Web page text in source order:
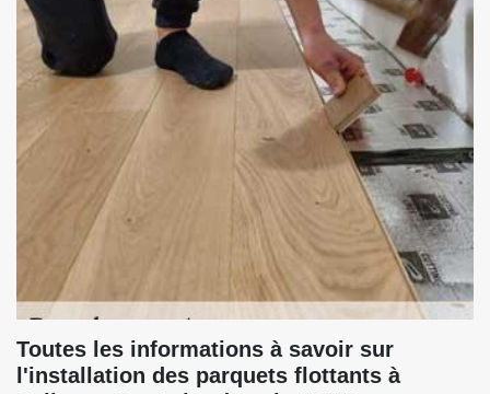
Toutes les informations à savoir sur
l'installation des parquets flottants à